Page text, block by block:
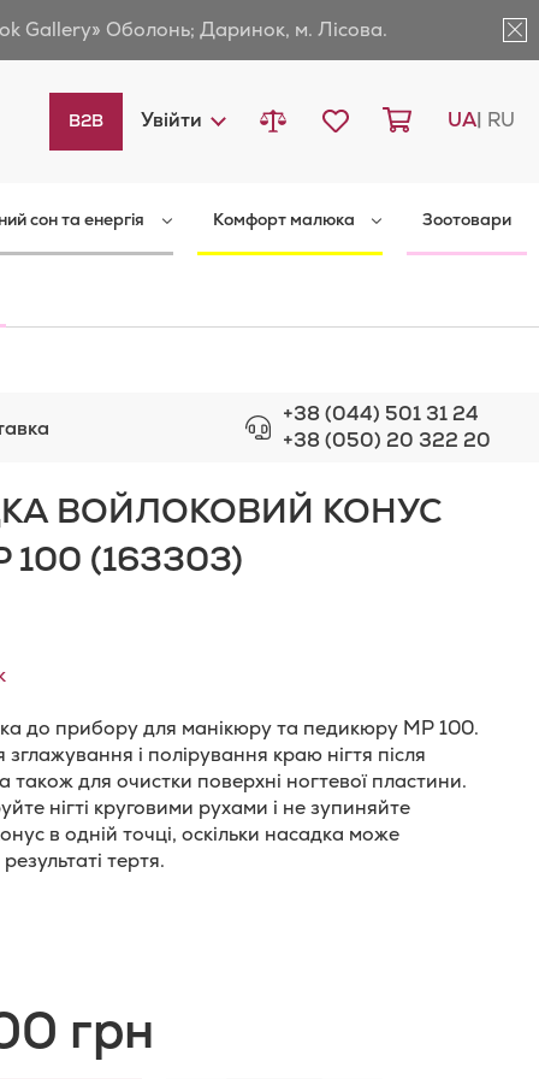
Gallery» Оболонь; Даринок, м. Лісова.
Language
UA RU
Кошик
Мій список бажань
Увійти Порівняти товари
B2B
сон та енергія Комфорт малюка Зоотовари
+38 (044) 501 31 24
+38 (050) 20 322 20
ВОЙЛОКОВИЙ КОНУС
100 (163303)
до прибору для манікюру та педикюру МР 100.
зглажування і полірування краю нігтя після
також для очистки поверхні ногтевої пластини.
нігті круговими рухами і не зупиняйте
в одній точці, оскільки насадка може
тертя.
грн